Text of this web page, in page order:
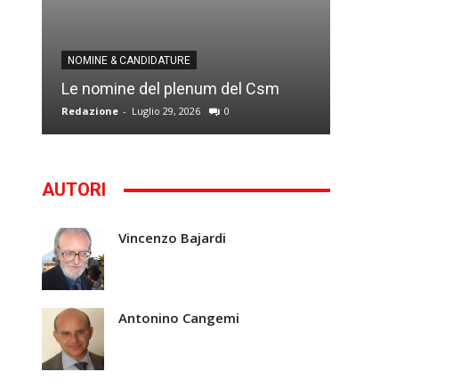
NOMINE & CANDIDATURE
Le nomine del plenum del Csm
Redazione - Luglio 29, 2026 0
AUTORI
Vincenzo Bajardi
Antonino Cangemi